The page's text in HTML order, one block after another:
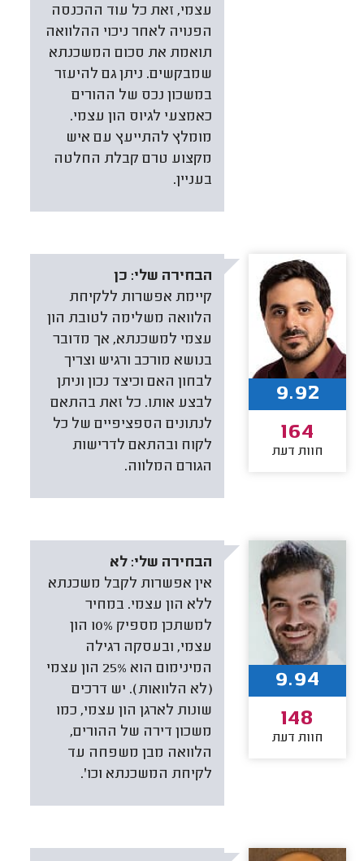
עצמי, זאת כל עוד ההכנסה
הפנויה לאחר ניכוי ההלוואה
תואמת את סכום המשכנתא
שמבקשים. ניתן גם להיעזר
במשכון נכס של ההורים
כאמצעי לגיוס הון עצמי.
מומלץ להתייעץ עם איש
מקצוע טרם קבלת החלטה
בעניין.
הבחירה שלי: כן
קיימת אפשרות ללקיחת
הלוואה משלימה לטובת הון
עצמי למשכנתא, אך מדובר
בנושא מורכב ורגיש וצריך
לבחון האם וכיצד נכון וניתן
לבצע אותו. כל זאת בהתאם
לנתונים הספציפיים של כל
לקוח ובהתאם לדרישות
הגורם המלווה.
9.92
164
חוות דעת
הבחירה שלי: לא
אין אפשרות לקבל משכנתא
ללא הון עצמי. במחיר
למשתכן מספיק 10% הון
עצמי, ובעסקה רגילה
המינימום הוא 25% הון עצמי
(לא הלוואות). יש דרכים
שונות לארגן הון עצמי, כמו
משכון דירה של ההורים,
הלוואה מבן משפחה עד
לקיחת המשכנתא וכו'.
9.94
148
חוות דעת